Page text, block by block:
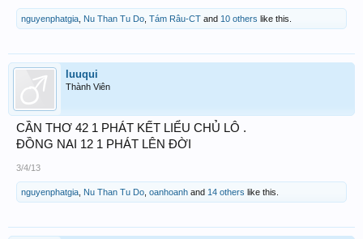
nguyenphatgia Nu Than Tu Do Tám Râu-CT and 10 others like this.
luuqui
Thành Viên
CẦN THƠ 42 1 PHÁT KẾT LIỂU CHỦ LÔ .
ĐỒNG NAI 12 1 PHÁT LÊN ĐỜI
3/4/13
nguyenphatgia Nu Than Tu Do oanhoanh and 14 others like this.